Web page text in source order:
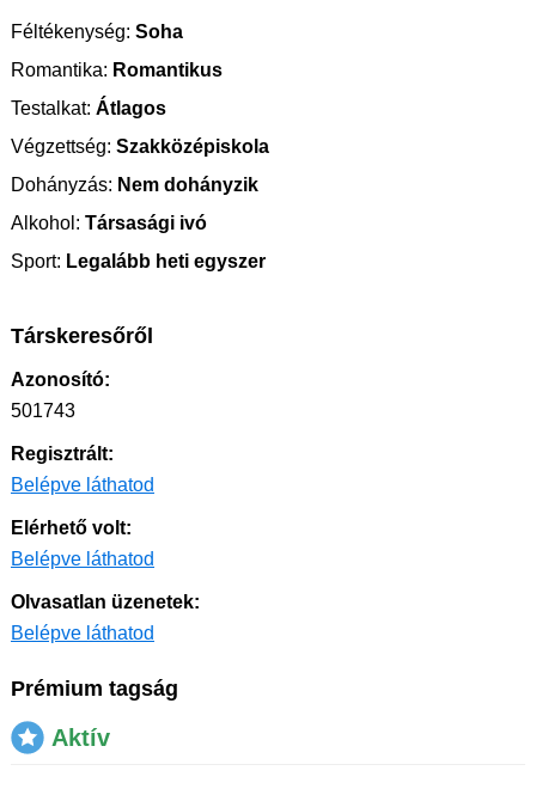
Féltékenység: Soha
Romantika: Romantikus
Testalkat: Átlagos
Végzettség: Szakközépiskola
Dohányzás: Nem dohányzik
Alkohol: Társasági ivó
Sport: Legalább heti egyszer
Társkeresőről
Azonosító:
501743
Regisztrált:
Belépve láthatod
Elérhető volt:
Belépve láthatod
Olvasatlan üzenetek:
Belépve láthatod
Prémium tagság
Aktív